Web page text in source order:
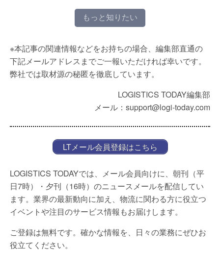
もっと知りたい
※本記事の関連情報などをお持ちの場合、編集部直通の
下記メールアドレスまでご一報いただければ幸いです。
弊社では取材源の秘匿を徹底しています。
LOGISTICS TODAY編集部
メール：support@logi-today.com
LTメール会員登録はこちら
LOGISTICS TODAYでは、メール会員向けに、朝刊（平
日7時）・夕刊（16時）のニュースメールを配信してい
ます。業界の最新動向に加え、物流に関わる方に役立つ
イベントや注目のサービス情報もお届けします。
ご登録は無料です。確かな情報を、日々の業務にぜひお
役立てください。